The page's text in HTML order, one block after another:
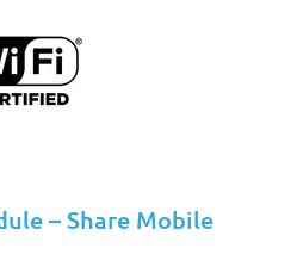
– Share Mobile